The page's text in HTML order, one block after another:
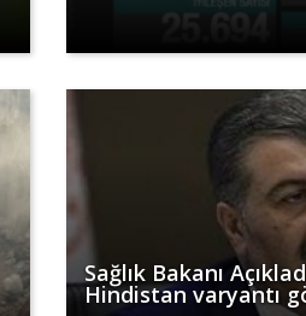
Sağlık Bakanı
Hindistan varyantı